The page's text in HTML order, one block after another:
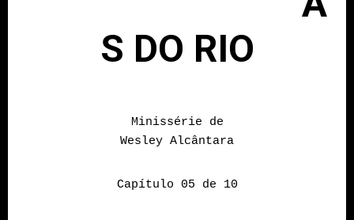
S DO RIO
Minissérie de
Wesley Alcântara
Capítulo 05 de 10